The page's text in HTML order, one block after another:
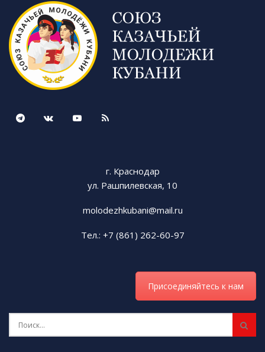
г. Краснодар
ул. Рашпилевская, 10
molodezhkubani@mail.ru
Тел.: +7 (861) 262-60-97
Присоединяйтесь к нам